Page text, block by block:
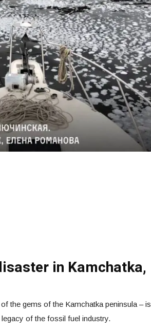
in Kamchatka,
the gems of the Kamchatka peninsula – is
of the fossil fuel industry.